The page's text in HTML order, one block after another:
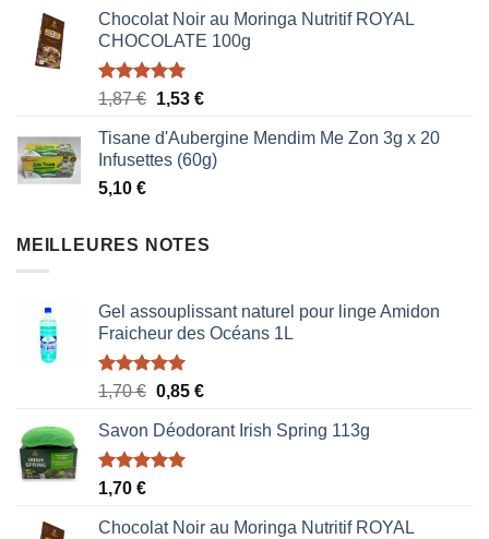
Chocolat Noir au Moringa Nutritif ROYAL
CHOCOLATE 100g
Note5.00
1,87€ Le
initial
était :
1,53 €Le
actuel
est :
Tisane d'Aubergine Mendim Me Zon 3g x 20
Infusettes (60g)
5,10 €
MEILLEURES NOTES
Gel assouplissant naturel pour linge Amidon
Fraicheur des Océans 1L
Note5.00
1,70€ Le
initial
était :
0,85 €Le
actuel
Savon Déodorant Irish Spring 113g
Note5.00
1,70 €
Chocolat Noir au Moringa Nutritif ROYAL